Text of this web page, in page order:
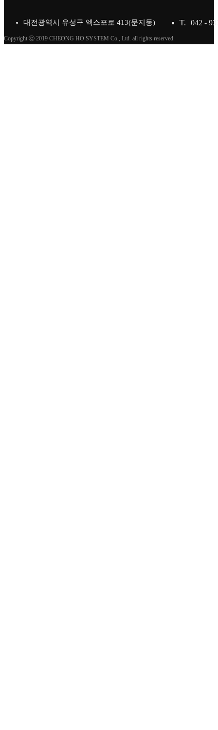
대전광역시 유성구 엑스포로 413(문지동) T. 042 -
Copyright ⓒ 2019 CHEONG HO SYSTEM Co., Ltd. all rights reserved.